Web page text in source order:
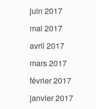
juin 2017
mai 2017
avril 2017
mars 2017
février 2017
janvier 2017